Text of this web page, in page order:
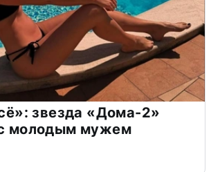
звезда «Дома-2»
молодым мужем